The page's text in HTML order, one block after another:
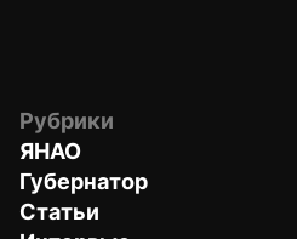
Рубрики
ЯНАО
Губернатор
Статьи